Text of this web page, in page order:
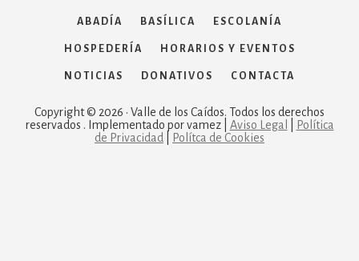
ABADÍA BASÍLICA ESCOLANÍA
HOSPEDERÍA HORARIOS Y EVENTOS
NOTICIAS DONATIVOS CONTACTA
Copyright © 2026 · Valle de los Caídos. Todos los derechos
reservados . Implementado por vamez | Aviso Legal
Política
de Privacidad
Polítca de Cookies